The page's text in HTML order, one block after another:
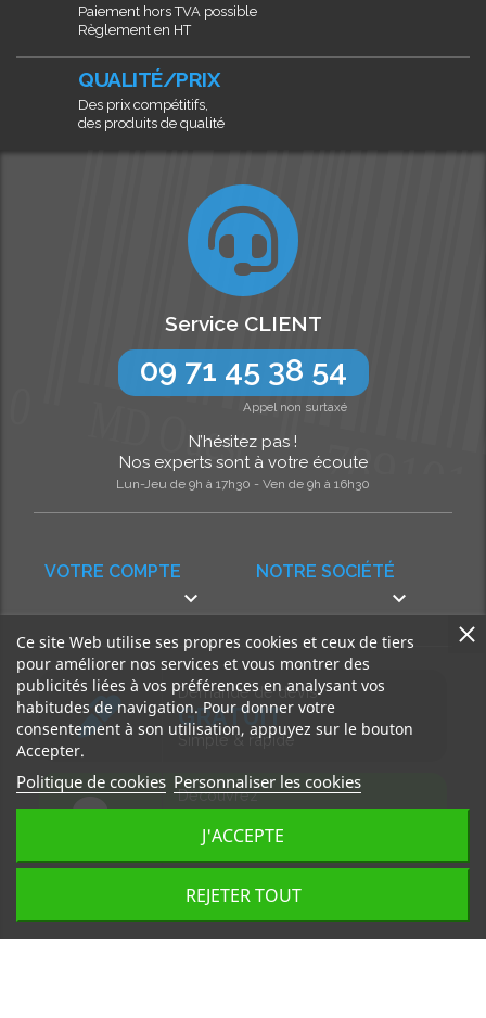
Paiement hors TVA possible
Règlement en HT
QUALITÉ/PRIX
Des prix compétitifs,
des produits de qualité
NOTRE SOCIÉTÉ

VOTRE COMPTE

Service CLIENT
09 71 45 38 54
Appel non surtaxé
N’hésitez pas !
Nos experts sont à votre écoute
Lun-Jeu de 9h à 17h30 - Ven de 9h à 16h30
Demande de devis
GRATUIT
Simple & rapide
Découvrez
Accédez à nos articles
Ce site Web utilise ses propres cookies et ceux de tiers
pour améliorer nos services et vous montrer des
publicités liées à vos préférences en analysant vos
habitudes de navigation. Pour donner votre
consentement à son utilisation, appuyez sur le bouton
Accepter.
Politique de cookies Personnaliser les cookies
REJETER TOUT
J'ACCEPTE
Tous droits réservés, MD Ouest © 2026